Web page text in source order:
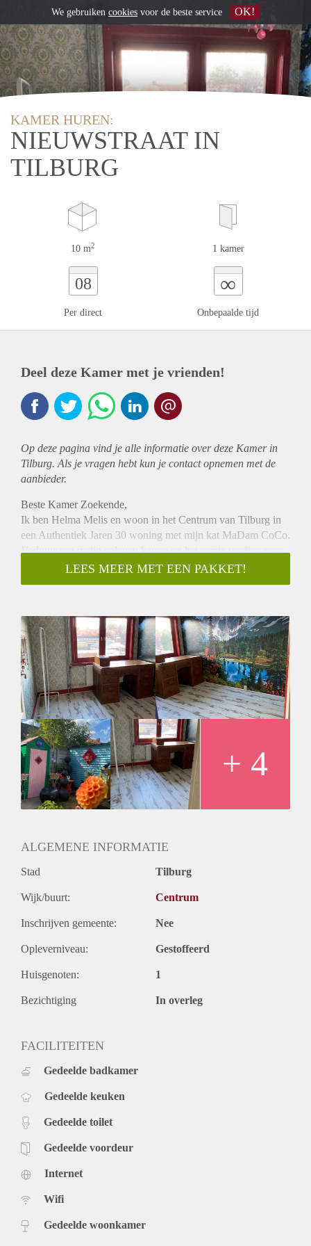
KAMER HUREN:
NIEUWSTRAAT IN
TILBURG
10 m2 1 kamer
08
Per direct
∞
Onbepaalde tijd
Deel deze Kamer met je vrienden!
Op deze pagina vind je alle informatie over deze Kamer in
Tilburg. Als je vragen hebt kun je contact opnemen met de
aanbieder.
Beste Kamer Zoekende,
Ik ben Helma Melis en woon in het Centrum van Tilburg in
een Authentiek Jaren 30 woning met mijn kat MaDam CoCo.
Verhuur een rustig gelegen kamer op het eerste verdiep voor
student. Het huis beschikt over een Kleurrijke en Zonnige,
Rustig gelegen tuin.
Een Zonnestraal met een Sprankeling erbij.
LEES MEER MET EEN PAKKET!
+ 4
ALGEMENE INFORMATIE
Stad Tilburg
Wijk/buurt: Centrum
Inschrijven gemeente: Nee
Opleverniveau: Gestoffeerd
Huisgenoten: 1
Bezichtiging In overleg
FACILITEITEN
Gedeelde badkamer
Gedeelde keuken
Gedeelde toilet
Gedeelde voordeur
Internet
Wifi
Gedeelde woonkamer
We gebruiken cookies voor de beste service OK!